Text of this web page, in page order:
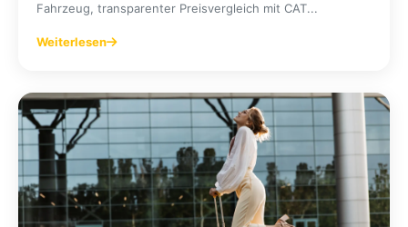
Fahrzeug, transparenter Preisvergleich mit CAT...
Weiterlesen